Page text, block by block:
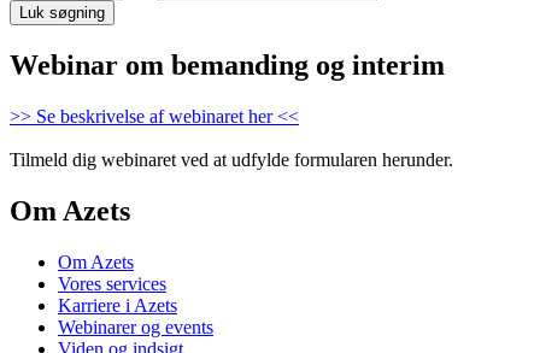
Luk søgning
Webinar om bemanding og interim
>> Se beskrivelse af webinaret her <<
Tilmeld dig webinaret ved at udfylde formularen herunder.
Om Azets
Om Azets
Vores services
Karriere i Azets
Webinarer og events
Viden og indsigt